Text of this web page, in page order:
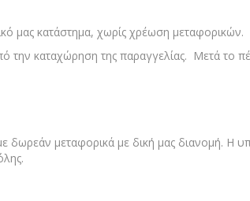
μας κατάστημα, χωρίς χρέωση μεταφορικών.
την καταχώρηση της παραγγελίας. Μετά το
δωρεάν μεταφορικά με δική μας διανομή. Η